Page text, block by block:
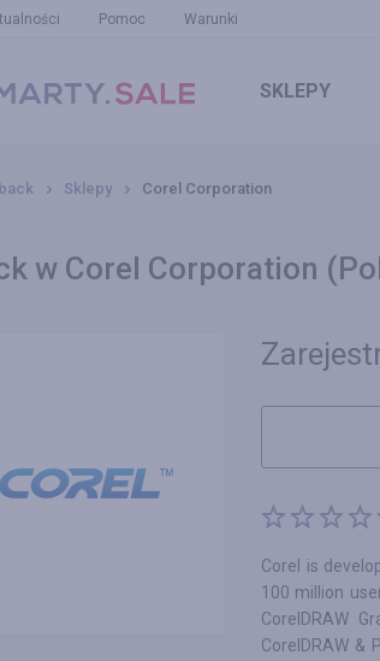
Pomoc Warunki
SKLEPY
Sklepy Corel Corporation
w Corel Corporation
Corel is
100 million
CorelDRAW
CorelDRAW &